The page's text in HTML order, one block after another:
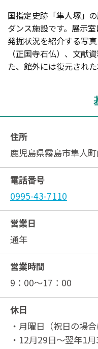
国指定史跡「隼人塚」
ダンス施設です。展示
発掘状況を紹介する写
（正国寺石仏）、文献
た、館外には復元され
住所
鹿児島県霧島市隼人
電話番号
0995-43-7110
営業日
通年
営業時間
9：00～17：00
休日
・月曜日（祝日の場合
・12月29日～翌年1月